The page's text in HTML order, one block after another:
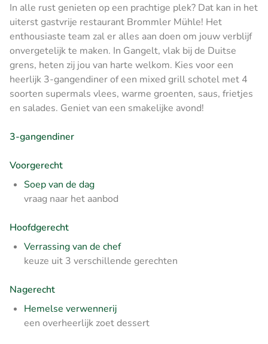
In alle rust genieten op een prachtige plek? Dat kan in het
uiterst gastvrije restaurant Brommler Mühle! Het
enthousiaste team zal er alles aan doen om jouw verblijf
onvergetelijk te maken. In Gangelt, vlak bij de Duitse
grens, heten zij jou van harte welkom. Kies voor een
heerlijk 3-gangendiner of een mixed grill schotel met 4
soorten supermals vlees, warme groenten, saus, frietjes
en salades. Geniet van een smakelijke avond!
3-gangendiner
Voorgerecht
Soep van de dag
vraag naar het aanbod
Hoofdgerecht
Verrassing van de chef
keuze uit 3 verschillende gerechten
Nagerecht
Hemelse verwennerij
een overheerlijk zoet dessert